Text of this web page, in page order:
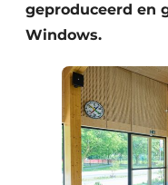
geproduceerd en
Windows.